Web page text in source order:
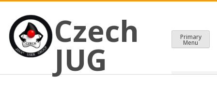
content
Czech JUG
CZECH JAVA USER GROUP
Czech
JUG
Primary
Menu